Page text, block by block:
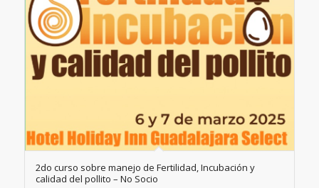
2do curso sobre manejo de Fertilidad, Incubación y
calidad del pollito – No Socio